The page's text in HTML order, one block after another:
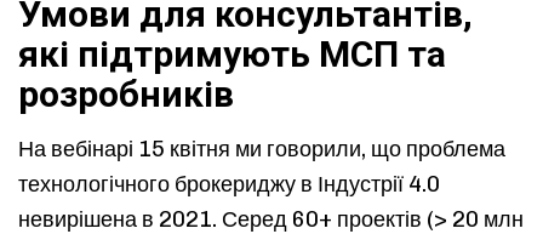
Умови для консультантів,
які підтримують МСП та
розробників
На вебінарі 15 квітня ми говорили, що проблема
технологічного брокериджу в Індустрії 4.0
невирішена в 2021. Серед 60+ проектів (> 20 млн